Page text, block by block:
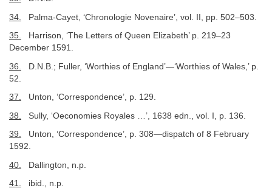
34. Palma-Cayet, ‘Chronologie Novenaire’, vol. II, pp. 502–503.
35. Harrison, ‘The Letters of Queen Elizabeth’ p. 219–23
December 1591.
36.
D.N.B.; Fuller, ‘Worthies of England’—‘Worthies of Wales,’ p.
52.
37. Unton, ‘Correspondence’, p. 129.
38. Sully, ‘Oeconomies Royales …’, 1638 edn., vol. I, p. 136.
39. Unton, ‘Correspondence’, p. 308—dispatch of 8 February
1592.
40. Dallington, n.p.
41. ibid., n.p.